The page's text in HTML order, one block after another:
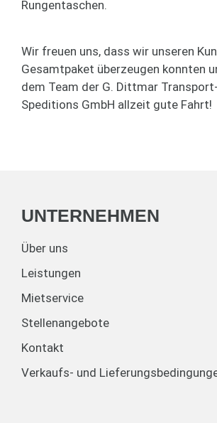
Rungentaschen.
Wir freuen uns, dass wir unseren
Gesamtpaket überzeugen konnten
dem Team der G. Dittmar
Speditions GmbH allzeit gute Fahrt!
UNTERNEHMEN
Über uns
Leistungen
Mietservice
Stellenangebote
Kontakt
Verkaufs- und